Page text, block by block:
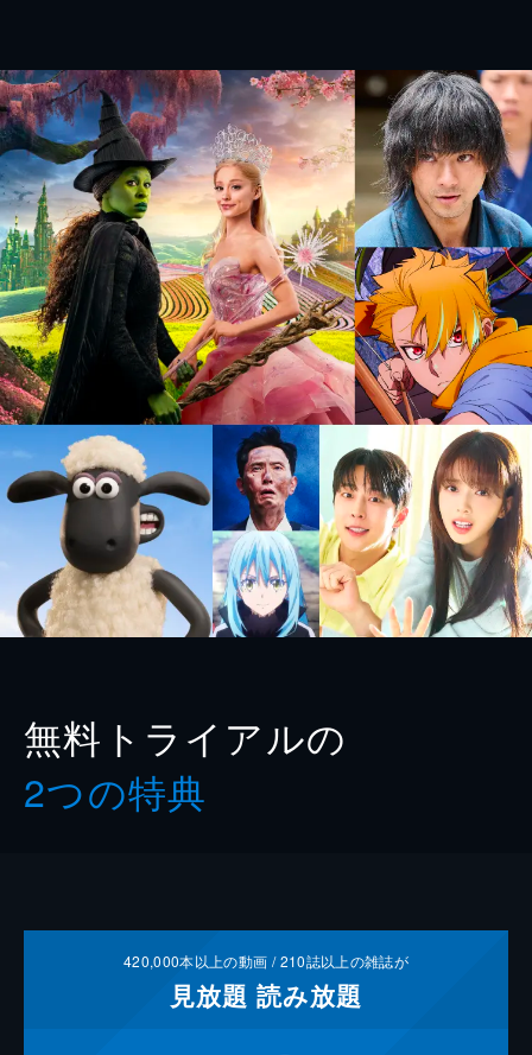
無料トライアルの
2つの特典
420,000本以上の動画 /210誌以上の雑誌が
見放題 読み放題